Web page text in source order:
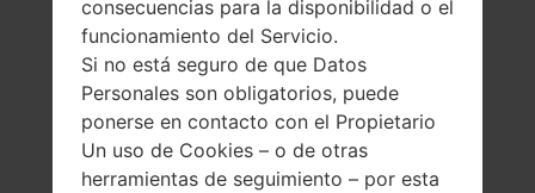
La especificación
LGD803(LGD803)
akaLG G2 LTE
consecuencias para la disponibilidad o el
funcionamiento del Servicio.
Si no está seguro de que Datos
Personales son obligatorios, puede
ponerse en contacto con el Propietario
Un uso de Cookies – o de otras
herramientas de seguimiento – por esta